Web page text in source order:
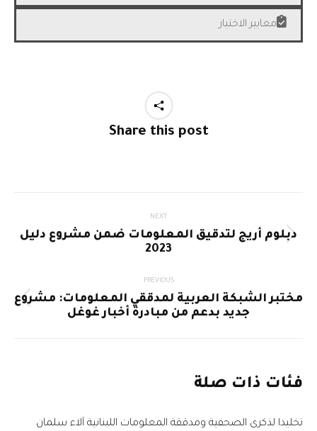
معايير الاختيار
Share this post
navigation
PREVIOUS
Previous
post:
مختبر الشبكة العربية لمدققي المعلومات: مشروع
جديد بدعم من مبادرة أخبار غوغل
NEXT
Next
post:
دبلوم أريج لتدقيق المعلومات ضمن مشروع دليل
2023
فئات ذات صلة
تخليداً لذكرى الصحفية ومدققة المعلومات اللبنانية آلاء سلمان